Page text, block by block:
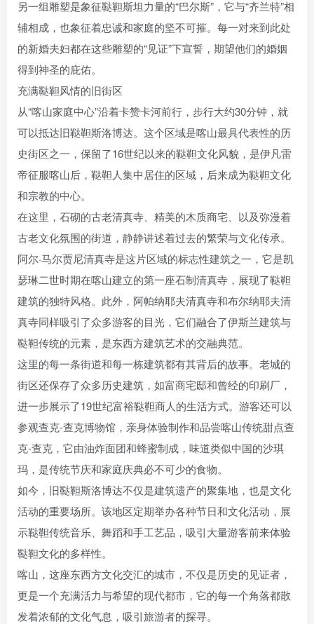
另一组雕塑是象征鞑靼斯坦力量的“巴尔斯”，它与“齐兰特”相
辅相成，也象征着忠诚和家庭的坚不可摧。每一对来到此处
的新婚夫妇都在这些雕塑的“见证”下宣誓，期望他们的婚姻
得到神圣的庇佑。
充满鞑靼风情的旧街区
从“喀山家庭中心”沿着卡赞卡河前行，步行大约30分钟，就
可以抵达旧鞑靼斯洛博达。这个区域是喀山最具代表性的历
史街区之一，保留了16世纪以来的鞑靼文化风貌，是伊凡雷
帝征服喀山后，鞑靼人集中居住的区域，后来成为鞑靼文化
和宗教的中心。
在这里，石砌的古老清真寺、精美的木质商宅、以及弥漫着
古老文化氛围的街道，静静讲述着过去的繁荣与文化传承。
阿尔·马尔贾尼清真寺是这片区域的标志性建筑之一，它是凯
瑟琳二世时期在喀山建立的第一座石制清真寺，展现了鞑靼
建筑的独特风格。此外，阿帕纳耶夫清真寺和布尔纳耶夫清
真寺同样吸引了众多游客的目光，它们融合了伊斯兰建筑与
鞑靼传统的元素，是东西方建筑艺术的交融典范。
这里的每一条街道和每一栋建筑都有其背后的故事。老城的
街区还保存了众多历史建筑，如富商宅邸和曾经的印刷厂，
进一步展示了19世纪富裕鞑靼商人的生活方式。游客还可以
参观查克-查克博物馆，亲身体验制作和品尝喀山传统甜点查
克-查克，它由油炸面团和蜂蜜制成，味道类似中国的沙琪
玛，是传统节庆和家庭庆典必不可少的食物。
如今，旧鞑靼斯洛博达不仅是建筑遗产的聚集地，也是文化
活动的重要场所。该地区定期举办各种节日和文化活动，展
示鞑靼传统音乐、舞蹈和手工艺品，吸引大量游客前来体验
鞑靼文化的多样性。
喀山，这座东西方文化交汇的城市，不仅是历史的见证者，
更是一个充满活力与希望的现代都市，它的每一个角落都散
发着浓郁的文化气息，吸引旅游者的探寻。